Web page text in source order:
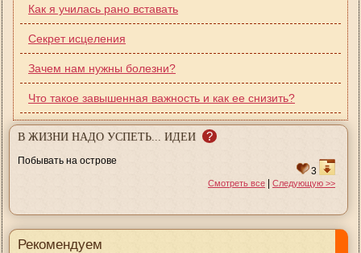
Как я училась рано вставать
Секрет исцеления
Зачем нам нужны болезни?
Что такое завышенная важность и как ее снизить?
В ЖИЗНИ НАДО УСПЕТЬ... ИДЕИ ?
Побывать на острове
3
Смотреть все | Следующую >>
Рекомендуем